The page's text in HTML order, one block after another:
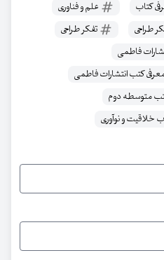
کتاب
علم و فناوری
طراحی
تفکر طراحی
فاطمی
کتب انتشارات فاطمی
متوسطه دوم
خلاقیت و نوآوری